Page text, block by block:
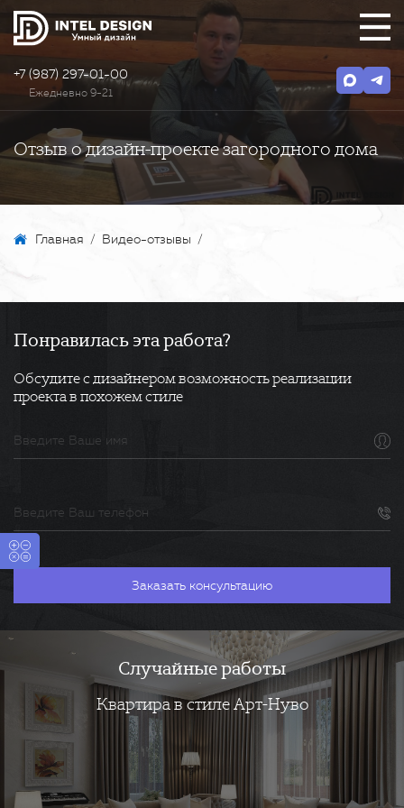
+7 (987) 297-01-00
Ежедневно 9-21
Отзыв о дизайн-проекте загородного дома
Главная / Видео-отзывы /
Понравилась эта работа?
Обсудите с дизайнером возможность реализации
проекта в похожем стиле
Квартира в стиле Арт-Нуво
Случайные работы